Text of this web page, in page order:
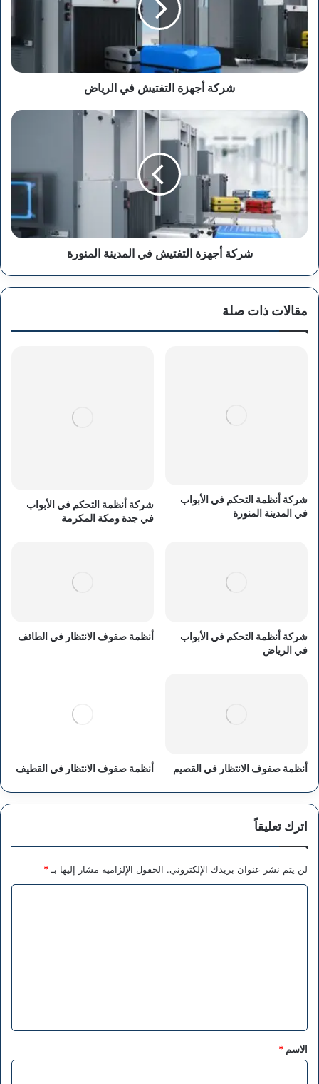
الرياض
شركة أجهزة التفتيش في الرياض
شركة
أجهزة
المدينة
شركة أجهزة التفتيش في المدينة المنورة
مقالات ذات صلة
شركة أنظمة التحكم في الأبواب
في المدينة المنورة
شركة أنظمة التحكم في الأبواب
في جدة ومكة المكرمة
شركة أنظمة التحكم في الأبواب
في الرياض
أنظمة صفوف الانتظار في الطائف
أنظمة صفوف الانتظار في القصيم أنظمة صفوف الانتظار في القطيف
اترك تعليقاً
لن يتم نشر عنوان بريدك الإلكتروني. الحقول الإلزامية مشار إليها بـ *
*
الاسم *